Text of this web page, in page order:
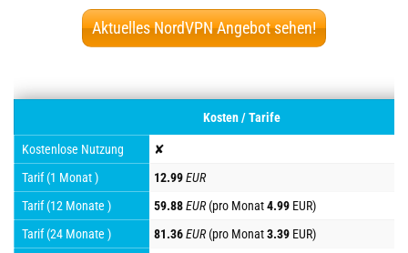
Aktuelles NordVPN Angebot sehen!
Kosten / Tarife
Kostenlose Nutzung
✘
Tarif (1 Monat )
12.99EUR
Tarif (12 Monate )
59.88EUR(pro Monat4.99 EUR)
Tarif (24 Monate )
81.36EUR(pro Monat3.39 EUR)